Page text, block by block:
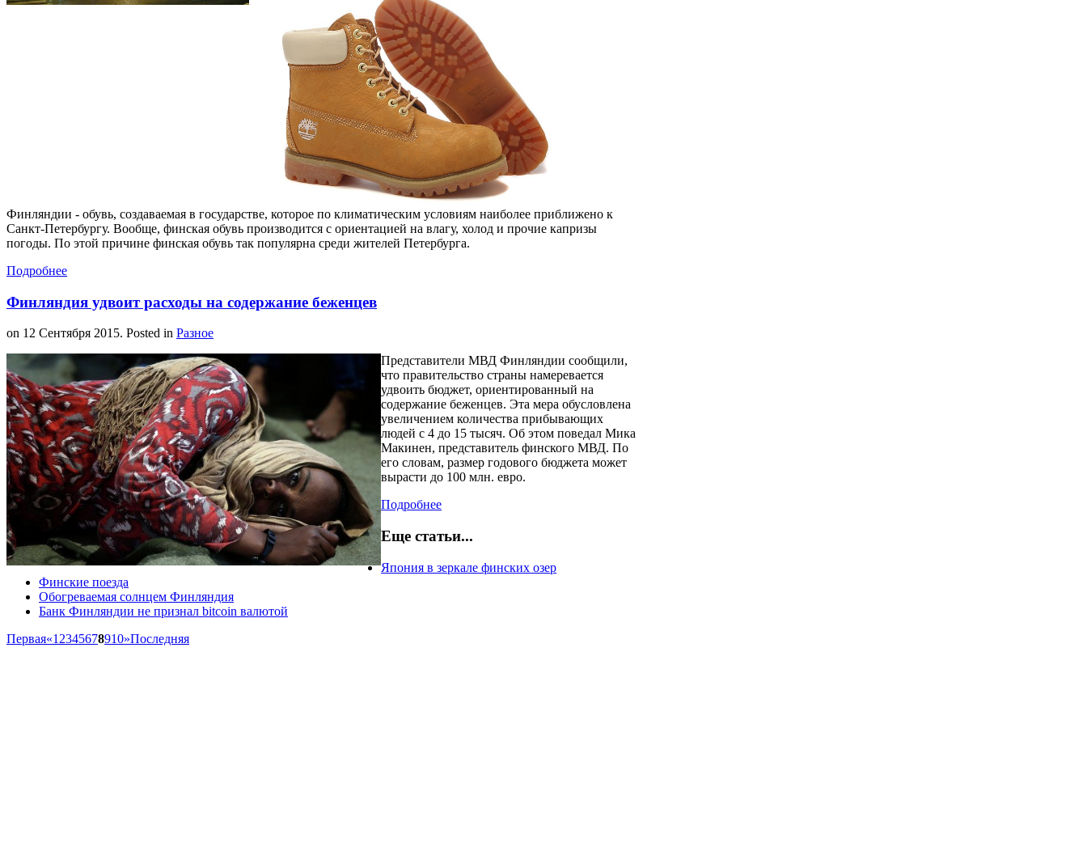
Финляндии - обувь, создаваемая в государстве, которое по климатическим условиям наиболее приближено к
Санкт-Петербургу. Вообще, финская обувь производится с ориентацией на влагу, холод и прочие капризы
погоды. По этой причине финская обувь так популярна среди жителей Петербурга.
Подробнее
Финляндия удвоит расходы на содержание беженцев
on 12 Сентября 2015. Posted in Разное
Представители МВД Финляндии сообщили,
что правительство страны намеревается
удвоить бюджет, ориентированный на
содержание беженцев. Эта мера обусловлена
увеличением количества прибывающих
людей с 4 до 15 тысяч. Об этом поведал Мика
Макинен, представитель финского МВД. По
его словам, размер годового бюджета может
вырасти до 100 млн. евро.
Подробнее
Еще статьи...
Япония в зеркале финских озер
Финские поезда
Обогреваемая солнцем Финляндия
Банк Финляндии не признал bitcoin валютой
Первая«1 2345678910»Последняя